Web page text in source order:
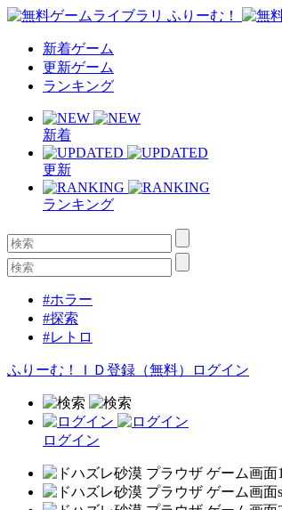
新着ゲーム
更新ゲーム
ランキング
新着
更新
ランキング
#ホラー
#探索
#レトロ
ふりーむ！ＩＤ登録（無料） ログイン
ログイン